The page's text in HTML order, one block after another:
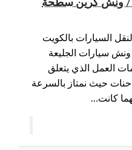
الجليعة / 65557275 / ونش كرين سطحة
السيارات بالكويت
سيارات الجليعة
العمل الذي يتعلق
حيث نمتاز بالسرعة
كانت…